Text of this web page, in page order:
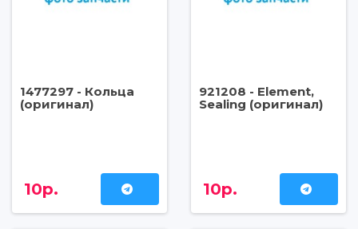
1477297 - Кольца
(оригинал)
10р.
921208 - Element,
Sealing (оригинал)
10р.